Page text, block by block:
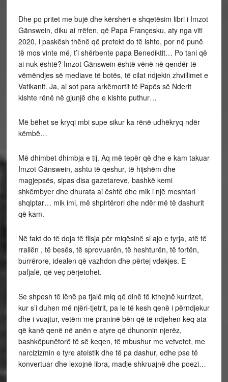
Dhe po pritet me bujë dhe kërshēri e shqetësim libri i Imzot
Gänswein, diku ai rrëfen, që Papa Françesku, aty nga viti
2020, i paskësh thënë që prefekt do të ishte, por në punë
të mos vinte më, t’i shërbente papa Benediktit… Po tani që
ai nuk është? Imzot Gänswein është vënë në qendër të
vëmëndjes së mediave të botës, të cilat ndjekin zhvillimet e
Vatikanit. Ja, ai sot para arkëmortit të Papës së Nderit
kishte rënë në gjunjë dhe e kishte puthur…
Më bëhet se kryqi mbi supe sikur ka rënë udhëkryq ndër
këmbë…
Më dhimbet dhimbja e tij. Aq më tepër që dhe e kam takuar
Imzot Gänswein, ashtu të qeshur, të hijshëm dhe
magjepsës, sipas disa gazetareve, bashkë kemi
shkëmbyer dhe dhurata ai është dhe mik i një meshtari
shqiptar… mik imi, më shpirtërori dhe ndër më të dashurit
që kam.
Në fakt do të doja të flisja për miqësinë si ajo e tyrja, atë të
rrallën , të besës, të sprovuarën, të heshturën, të fortën,
burrërore, idealen që vazhdon dhe përtej vdekjes. E
pafjalë, që veç përjetohet.
Se shpesh të lënë pa fjalë miq që dinë të kthejnë kurrizet,
kur s’i duhen më njëri-tjetrit, pa le të kesh qenë i përndjekur
dhe i vuajtur, vetëm me praninë bën që të ndjehen keq ata
që kanë qenë në anën e atyre që dhunonin njerëz,
bashkëpunëtorë të së keqen, të mbushur me vetvetet, me
narcizizmin e tyre ateistik dhe të pa dashur, edhe pse të
konvertuar dhe lexojnë libra, madje shkruajnë dhe poezi…